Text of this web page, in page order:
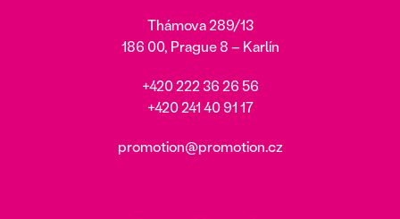
Thámova 289/13
186 00, Prague 8 – Karlín
+420 222 36 26 56
+420 241 40 91 17
promotion@promotion.cz